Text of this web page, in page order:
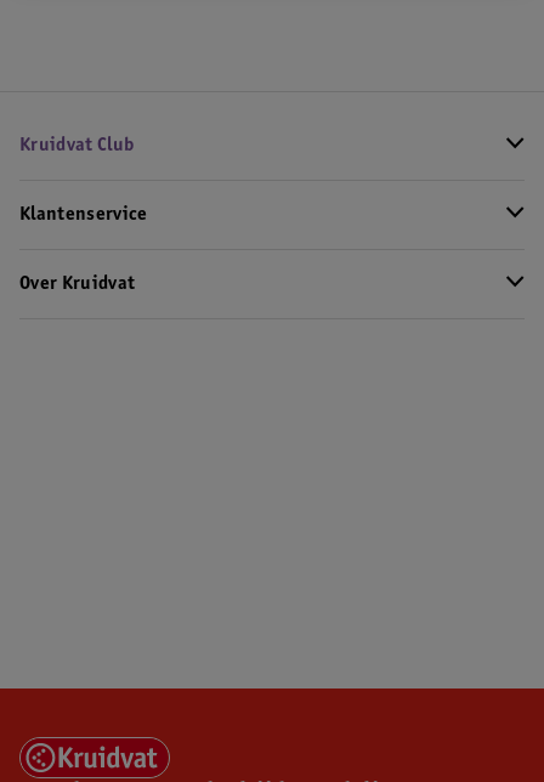
Kruidvat Club
Klantenservice
Over Kruidvat